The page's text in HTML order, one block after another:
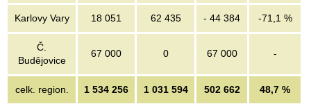
Karlovy Vary 18 051 62 435 - 44 384 -71,1 %
Č.
Budějovice
67 000 0 67 000 -
celk. region. 1 534 256 1 031 594 502 662 48,7 %